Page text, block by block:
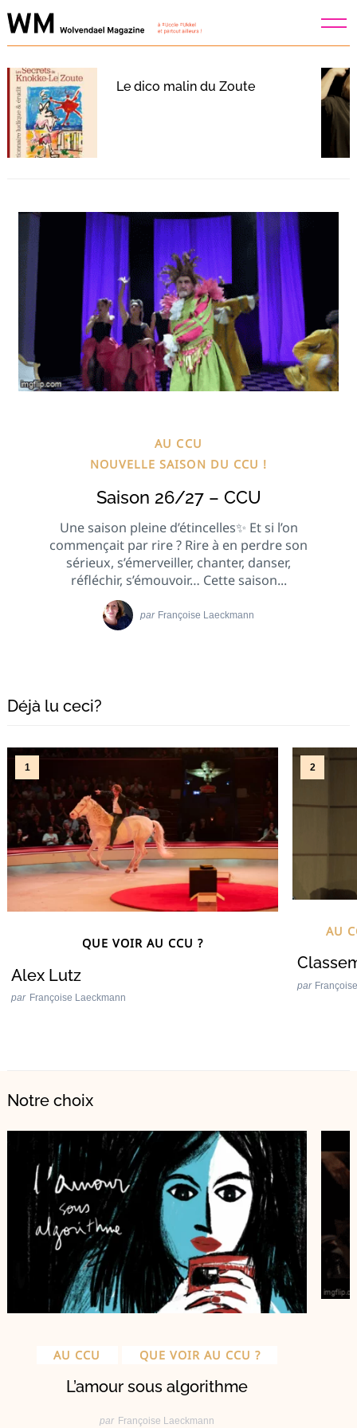
Skip
to
Le dico malin du Zoute
AU CCU
NOUVELLE SAISON DU CCU !
Saison 26/27 – CCU
Une saison pleine d’étincelles✨ Et si l’on
commençait par rire ? Rire à en perdre son
sérieux, s’émerveiller, chanter, danser,
réfléchir, s’émouvoir… Cette saison...
par Françoise Laeckmann
Déjà lu ceci?
QUE VOIR AU CCU ?
Alex Lutz
par Françoise Laeckmann
AU
par
Notre choix
AU CCU QUE VOIR AU CCU ?
L’amour sous algorithme
par Françoise Laeckmann